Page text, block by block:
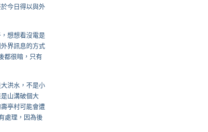
今日得以與外
想想看沒電是
界訊息的方式
都很暗，只有
洪水，不是小
山溝破個大
亭村可能會遭
處理，因為後